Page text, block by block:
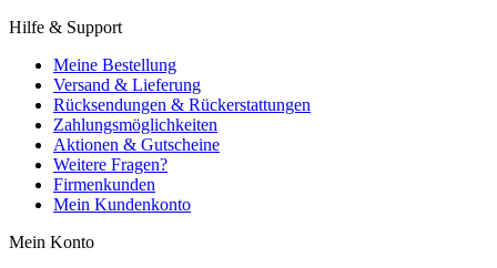
Hilfe & Support
Meine Bestellung
Versand & Lieferung
Rücksendungen & Rückerstattungen
Zahlungsmöglichkeiten
Aktionen & Gutscheine
Weitere Fragen?
Firmenkunden
Mein Kundenkonto
Mein Konto